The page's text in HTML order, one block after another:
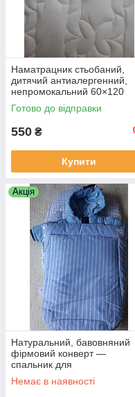
Наматрацник стьобаний,
дитячий антиалергенний,
непромокальний 60×120
Готово до відправки
550 ₴
Купити
Акція
Натуральний, бавовняний
фірмовий конверт —
спальник для
новонародженого з Іспанії
Немає в наявності